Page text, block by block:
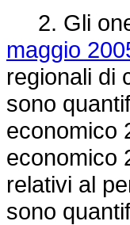
2. Gli
maggio
regionali di
sono
economico
economico
relativi al
sono